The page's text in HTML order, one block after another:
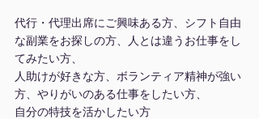
代行・代理出席にご興味ある方、シフト自由
な副業をお探しの方、人とは違うお仕事をし
てみたい方、
人助けが好きな方、ボランティア精神が強い
方、やりがいのある仕事をしたい方、
自分の特技を活かしたい方